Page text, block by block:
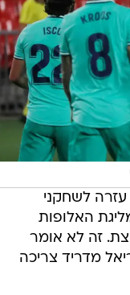
לשחקני
האלופות
זה לא אומר
מדריד צריכה